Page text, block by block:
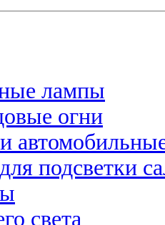
лампы
огни
подсветки
света